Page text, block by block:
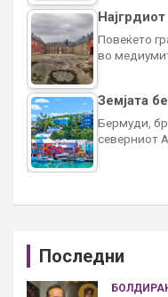
Повеќето
во
Земјата
Бермуди,
северниот
Последни